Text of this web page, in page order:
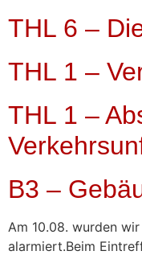
THL 6 –
THL 1 –
THL 1 –
B3 –
Am 10.08. wurden
alarmiert.Beim